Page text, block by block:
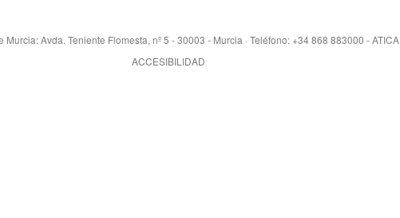
Murcia: Avda. Teniente Flomesta, nº 5 - 30003 - Murcia · Teléfono: +34 868 883000 - ATICA
ACCESIBILIDAD